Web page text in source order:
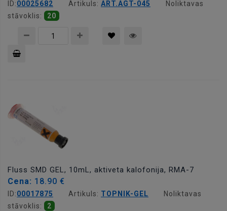
ID:00025682 Artikuls: ART.AGT-045
Noliktavas
stāvoklis:
20
Fluss SMD GEL, 10mL, aktiveta kalofonija, RMA-7
Cena: 18.90 €
ID:00017875 Artikuls: TOPNIK-GEL
Noliktavas
stāvoklis:
2